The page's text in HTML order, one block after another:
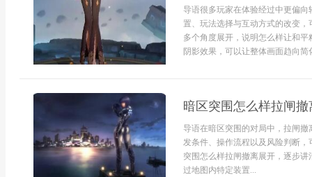
导语很多玩家在体验经过中更偏
置、玩法选择与互动方式的改变
多个角度展开，说明怎么样让和
阴影效果，可以让整体画面趋向简
暗区突围怎么样拉闸撤
导语在暗区突围的对局中，拉闸
发条件、操作流程以及风险判断
突围怎么样拉闸撤离展开，逐步
过地图内特定装置...